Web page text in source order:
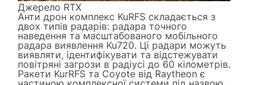
Джерело RTX
Анти дрон комплекс KuRFS складається з
двох типів радарів: радара точного
наведення та масштабованого мобільного
радара виявлення Ku720. Ці радари можуть
виявляти, ідентифікувати та відстежувати
повітряні загрози в радіусі до 60 кілометрів.
Ракети KurRFS та Coyote від Raytheon є